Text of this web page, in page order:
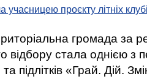
учасницею проєкту літніх
громада за
відбору стала однією
та підлітків «Грай. Дій.